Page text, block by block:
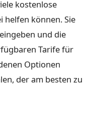
kostenlose
helfen können. Sie
und die
Tarife für
Optionen
der am besten zu